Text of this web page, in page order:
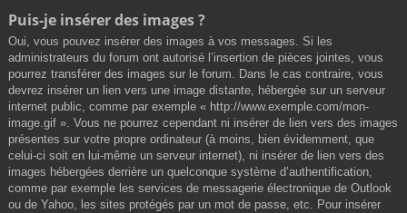
Puis-je insérer des images ?
Oui, vous pouvez insérer des images à vos messages. Si les
administrateurs du forum ont autorisé l’insertion de pièces jointes, vous
pourrez transférer des images sur le forum. Dans le cas contraire, vous
devrez insérer un lien vers une image distante, hébergée sur un serveur
internet public, comme par exemple « http://www.exemple.com/mon-
image.gif ». Vous ne pourrez cependant ni insérer de lien vers des images
présentes sur votre propre ordinateur (à moins, bien évidemment, que
celui-ci soit en lui-même un serveur internet), ni insérer de lien vers des
images hébergées derrière un quelconque système d’authentification,
comme par exemple les services de messagerie électronique de Outlook
ou de Yahoo, les sites protégés par un mot de passe, etc. Pour insérer